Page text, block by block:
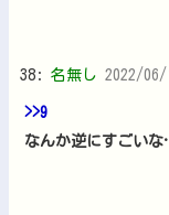
38: 名無し 2022/
>>9
なんか逆にすごい